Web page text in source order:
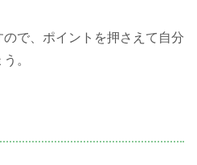
で、ポイントを押さえて自分
。